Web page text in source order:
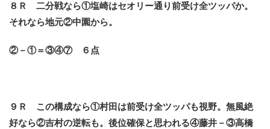
８Ｒ 二分戦なら①塩崎はセオリー通り前受け全ツッパか。
それなら地元②中園から。
②－①＝③④⑦ ６点
９Ｒ この構成なら①村田は前受け全ツッパも視野。無風絶
好なら②吉村の逆転も。後位確保と思われる④藤井－③高橋